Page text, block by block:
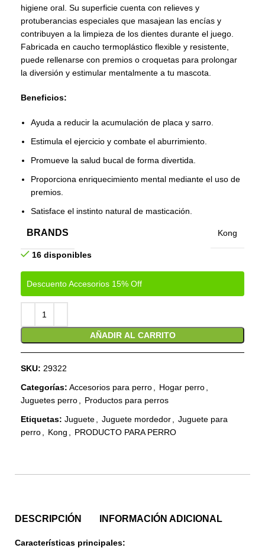
higiene oral. Su superficie cuenta con relieves y
protuberancias especiales que masajean las encías y
contribuyen a la limpieza de los dientes durante el juego.
Fabricada en caucho termoplástico flexible y resistente,
puede rellenarse con premios o croquetas para prolongar
la diversión y estimular mentalmente a tu mascota.
Beneficios:
Ayuda a reducir la acumulación de placa y sarro.
Estimula el ejercicio y combate el aburrimiento.
Promueve la salud bucal de forma divertida.
Proporciona enriquecimiento mental mediante el uso de
premios.
Satisface el instinto natural de masticación.
BRANDS Kong
16 disponibles
Descuento Accesorios 15% Off
AÑADIR AL CARRITO
SKU: 29322
Categorías: Accesorios para perro Hogar perro
Juguetes perro
Productos para perros
Etiquetas: Juguete Juguete mordedor
Juguete para
perro
Kong PRODUCTO PARA PERRO
DESCRIPCIÓN INFORMACIÓN ADICIONAL
Características principales: